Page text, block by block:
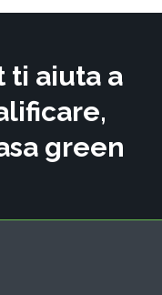
ti aiuta a
green